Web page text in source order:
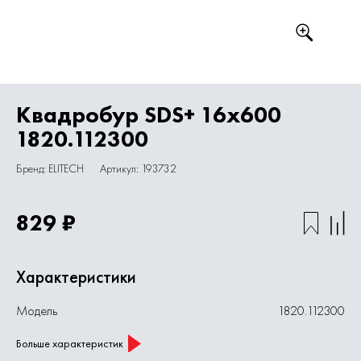
Квадробур SDS+ 16х600
1820.112300
Бренд: ELITECH Артикул: 193732
829 ₽
Характеристики
Модель 1820.112300
Больше характеристик